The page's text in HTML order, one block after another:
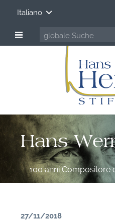
Italiano
Hans
100 anni Compositore
27/11/2018